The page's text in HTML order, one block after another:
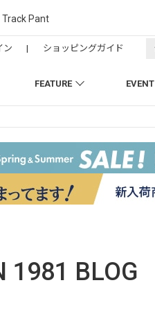
Track Pant
FEATURE EVENT
ン | ショッピングガイド
1981 BLOG